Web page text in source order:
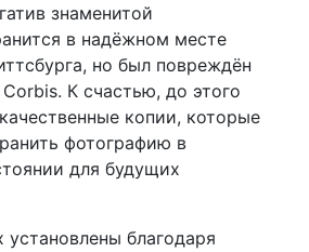
знаменитой
в надёжном месте
но был повреждён
К счастью, до этого
копии, которые
фотографию в
для будущих
благодаря